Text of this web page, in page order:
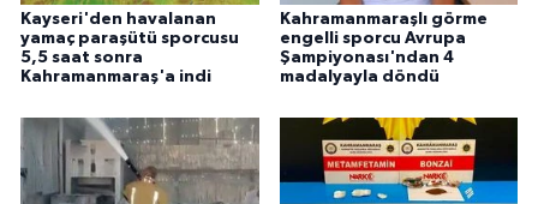
Kayseri'den havalanan
yamaç paraşütü sporcusu
5,5 saat sonra
Kahramanmaraş'a indi
Kahramanmaraşlı görme
engelli sporcu Avrupa
Şampiyonası'ndan 4
madalyayla döndü
YEREL
Yerel Haberler